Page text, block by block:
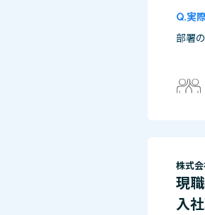
実
部署
株式
現
入